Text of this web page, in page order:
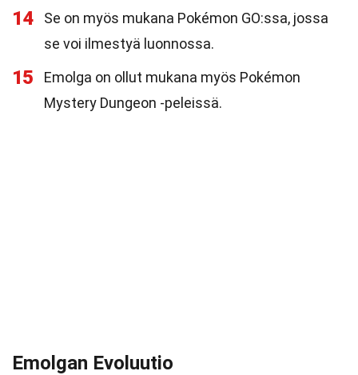
14
Se on myös mukana Pokémon GO:ssa, jossa
se voi ilmestyä luonnossa.
15
Emolga on ollut mukana myös Pokémon
Mystery Dungeon -peleissä.
Emolgan Evoluutio